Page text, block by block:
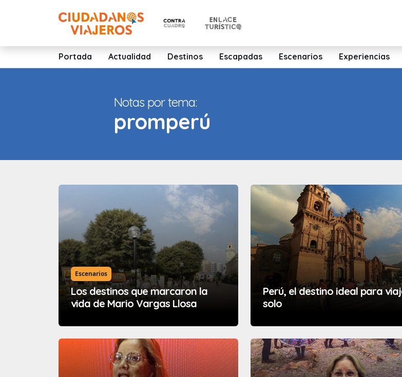
Portada Actualidad Destinos Escapadas Escenarios Experiencias
Notas por tema:
promperú
Escenarios
Los destinos que marcaron la
vida de Mario Vargas Llosa
Perú, el destino ideal para
solo